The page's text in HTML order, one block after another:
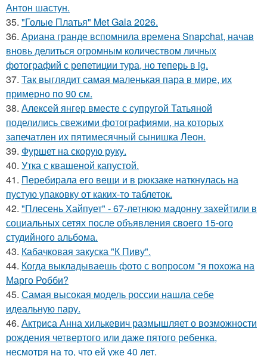
Антон шастун.
35. "Голые Платья" Met Gala 2026.
36. Ариана гранде вспомнила времена Snapchat, начав
вновь делиться огромным количеством личных
фотографий с репетиции тура, но теперь в ig.
37. Так выглядит самая маленькая пара в мире, их
примерно по 90 см.
38. Алексей янгер вместе с супругой Татьяной
поделились свежими фотографиями, на которых
запечатлен их пятимесячный сынишка Леон.
39. Фуршет на скорую руку.
40. Утка с квашеной капустой.
41. Перебирала его вещи и в рюкзаке наткнулась на
пустую упаковку от каких-то таблеток.
42. "Плесень Хайпует" - 67-летнюю мадонну захейтили в
социальных сетях после объявления своего 15-ого
студийного альбома.
43. Кабачковая закуска "К Пиву".
44. Когда выкладываешь фото с вопросом "я похожа на
Марго Робби?
45. Самая высокая модель россии нашла себе
идеальную пару.
46. Актриса Анна хилькевич размышляет о возможности
рождения четвертого или даже пятого ребенка,
несмотря на то, что ей уже 40 лет.